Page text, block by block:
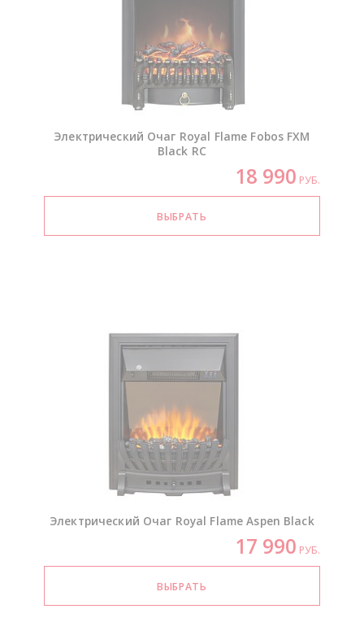
Электрический Очаг Royal Flame Fobos FXM
Black RC
18 990 РУБ.
Электрический Очаг Royal Flame Aspen Black
17 990 РУБ.